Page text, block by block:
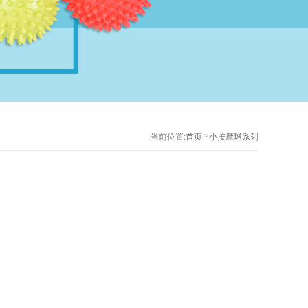
当前位置:首页 >小按摩球系列